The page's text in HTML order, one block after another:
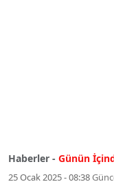
Haberler - Günün
25 Ocak 2025 - 08:38